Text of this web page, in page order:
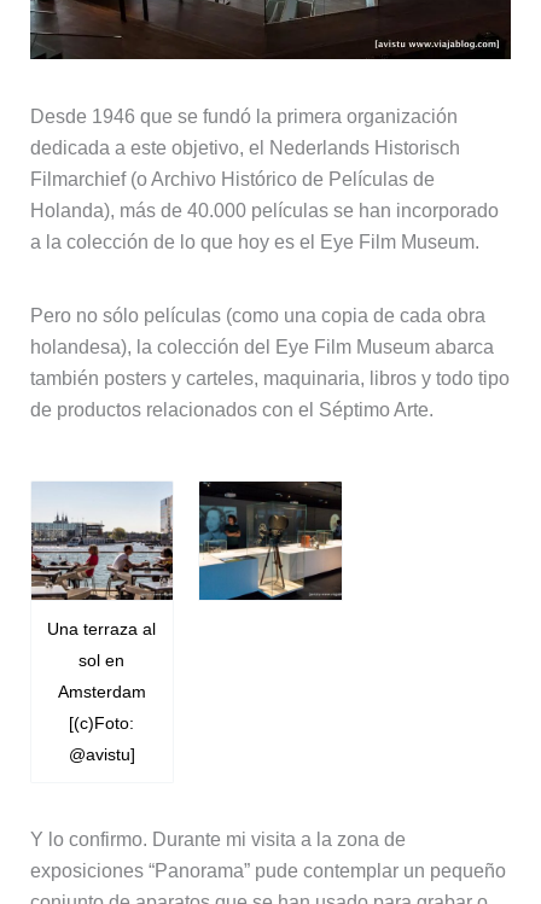
Desde 1946 que se fundó la primera organización
dedicada a este objetivo, el Nederlands Historisch
Filmarchief (o Archivo Histórico de Películas de
Holanda), más de 40.000 películas se han incorporado
a la colección de lo que hoy es el Eye Film Museum.
Pero no sólo películas (como una copia de cada obra
holandesa), la colección del Eye Film Museum abarca
también posters y carteles, maquinaria, libros y todo tipo
de productos relacionados con el Séptimo Arte.
Una terraza al
sol en
Amsterdam
[(c)Foto:
@avistu]
Y lo confirmo. Durante mi visita a la zona de
exposiciones “Panorama” pude contemplar un pequeño